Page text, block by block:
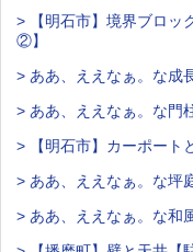
> 【明石市】境界ブロッ
②】
> ああ、ええなぁ。な成
> ああ、ええなぁ。な門
> 【明石市】カーポート
> ああ、ええなぁ。な坪
> ああ、ええなぁ。な和